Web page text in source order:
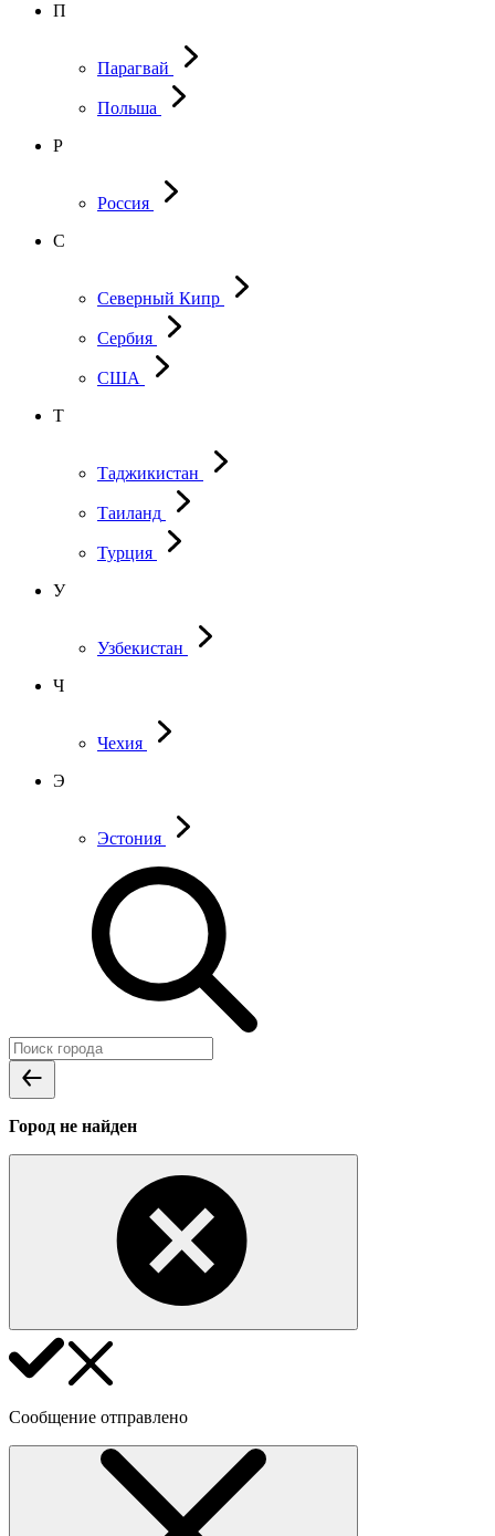
П
Парагвай
Польша
Р
Россия
С
Северный Кипр
Сербия
США
Т
Таджикистан
Таиланд
Турция
У
Узбекистан
Ч
Чехия
Э
Эстония
Город не найден
Сообщение отправлено